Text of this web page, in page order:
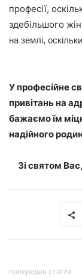
професії,
здебільшого
на землі,
У професійне
привітань на
бажаємо їм
надійного
Зі святом
попередня стаття